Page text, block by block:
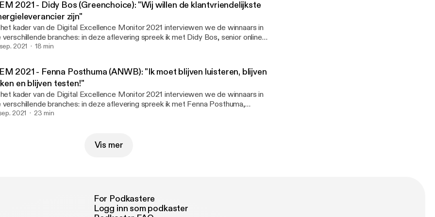
2021 - Didy Bos (Greenchoice): "Wij willen de klantvriendelijkste
zijn"
kader van de Digital Excellence Monitor 2021 interviewen we de winnaars in
verschillende branches: in deze aflevering spreek ik met Didy Bos, senior online
bij groene energieleverancier Greenchoice. Zij gaat in de Energie branche
2021 18 min
2021 - Fenna Posthuma (ANWB): "Ik moet blijven luisteren, blijven
en blijven testen!"
kader van de Digital Excellence Monitor 2021 interviewen we de winnaars in
verschillende branches: in deze aflevering spreek ik met Fenna Posthuma,
ANWB Credit Card. Zij gaat in de Finance branche aan kop. Een
2021 23 min
Vis mer
For Podkastere
Logg inn som podkaster